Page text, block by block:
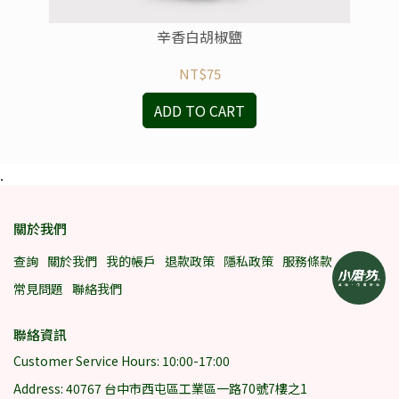
辛香白胡椒鹽
NT$75
ADD TO CART
.
關於我們
查詢 關於我們 我的帳戶 退款政策 隱私政策 服務條款
常見問題 聯絡我們
聯絡資訊
Customer Service Hours: 10:00-17:00
Address: 40767 台中市西屯區工業區一路70號7樓之1